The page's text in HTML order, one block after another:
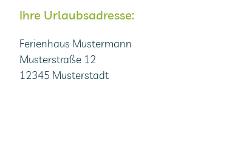
Ihre Urlaubsadresse:
Ferienhaus Mustermann
Musterstraße 12
12345 Musterstadt